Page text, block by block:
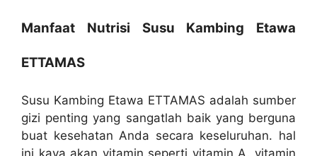
Manfaat Nutrisi Susu Kambing Etawa
ETTAMAS
Susu Kambing Etawa ETTAMAS adalah sumber
gizi penting yang sangatlah baik yang berguna
buat kesehatan Anda secara keseluruhan. hal
ini kaya akan vitamin seperti vitamin A, vitamin